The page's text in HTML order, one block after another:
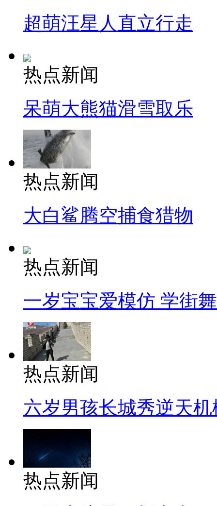
超萌汪星人直立行走
热点新闻
呆萌大熊猫滑雪取乐
热点新闻
大白鲨腾空捕食猎物
热点新闻
一岁宝宝爱模仿 学街
热点新闻
六岁男孩长城秀逆天机
热点新闻